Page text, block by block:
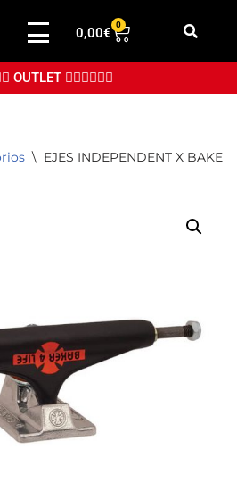
0,00€
0
OUTLET 👈🏼👈🏼👈🏼
\ EJES INDEPENDENT X BAKER